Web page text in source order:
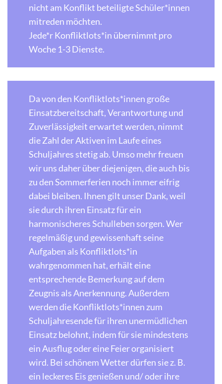
nicht am Konflikt beteiligte Schüler*innen
mitreden möchten.
Jede*r Konfliktlots*in übernimmt pro
Woche 1-3 Dienste.
Da von den Konfliktlots*innen große
Einsatzbereitschaft, Verantwortung und
Zuverlässigkeit erwartet werden, nimmt
die Zahl der Aktiven im Laufe eines
Schuljahres stetig ab. Umso mehr freuen
wir uns daher über diejenigen, die auch bis
zu den Sommerferien noch immer eifrig
dabei bleiben. Ihnen gilt unser Dank, weil
sie durch ihren Einsatz für ein
harmonischeres Schulleben sorgen. Wer
regelmäßig und gewissenhaft seine
Aufgaben als Konfliktlots*in
wahrgenommen hat, erhält eine
entsprechende Bemerkung auf dem
Zeugnis als Anerkennung. Außerdem
werden die Konfliktlots*innen zum
Schuljahresende für ihren unermüdlichen
Einsatz belohnt, indem für sie mindestens
ein Ausflug oder eine Feier organisiert
wird. Bei schönem Wetter dürfen sie z. B.
ein leckeres Eis genießen und/ oder ihre